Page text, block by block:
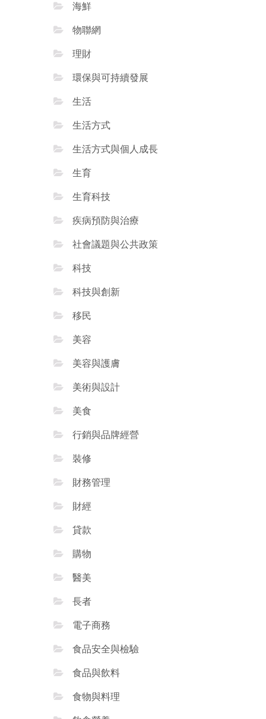
海鮮
物聯網
理財
環保與可持續發展
生活
生活方式
生活方式與個人成長
生育
生育科技
疾病預防與治療
社會議題與公共政策
科技
科技與創新
移民
美容
美容與護膚
美術與設計
美食
行銷與品牌經營
裝修
財務管理
財經
貸款
購物
醫美
長者
電子商務
食品安全與檢驗
食品與飲料
食物與料理